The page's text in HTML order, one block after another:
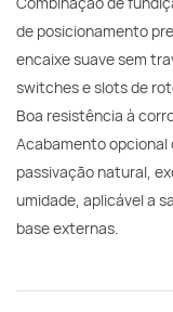
de posicionamento
encaixe suave sem
switches e slots de
Boa resistência à
Acabamento opcional
passivação natural,
umidade, aplicável a
base externas.